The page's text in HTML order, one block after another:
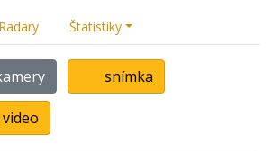
Radary Štatistiky
snímka